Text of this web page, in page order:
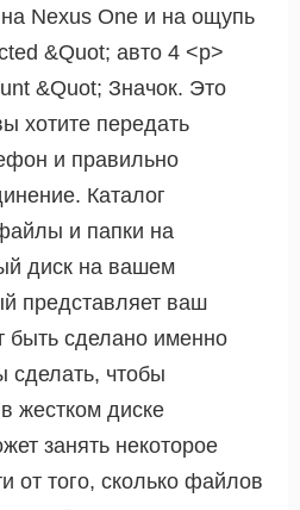
Nexus One и на ощупь
&Quot; авто 4 <р>
&Quot; Значок. Это
хотите передать
и правильно
Каталог
и папки на
диск на вашем
представляет ваш
быть сделано именно
сделать, чтобы
жестком диске
занять некоторое
от того, сколько файлов